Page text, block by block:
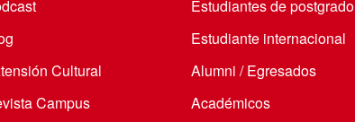
Cultural
Campus
Estudiantes de postgrado
Estudiante internacional
Alumni / Egresados
Académicos